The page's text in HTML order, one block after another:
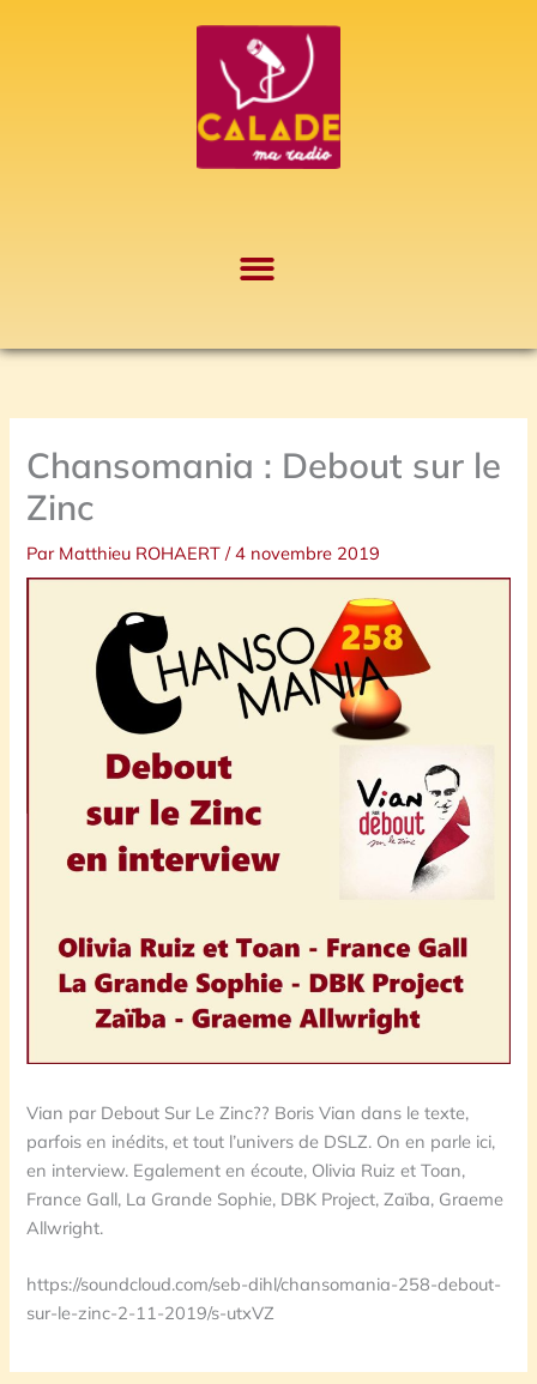
Chansomania : Debout sur le
Zinc
Par Matthieu ROHAERT/4 novembre 2019
Vian par Debout Sur Le Zinc?? Boris Vian dans le texte,
parfois en inédits, et tout l’univers de DSLZ. On en parle ici,
en interview. Egalement en écoute, Olivia Ruiz et Toan,
France Gall, La Grande Sophie, DBK Project, Zaïba, Graeme
Allwright.
https://soundcloud.com/seb-dihl/chansomania-258-debout-
sur-le-zinc-2-11-2019/s-utxVZ